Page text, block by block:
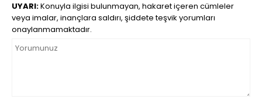
UYARI:Konuyla ilgisi bulunmayan, hakaret içeren cümleler
veya imalar, inançlara saldırı, şiddete teşvik yorumları
onaylanmamaktadır.